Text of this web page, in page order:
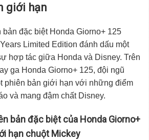
giới hạn
bản đặc biệt Honda Giorno+ 125
Limited Edition đánh dấu một
hợp tác giữa Honda và Disney. Trên
ga Honda Giorno+ 125, đội ngũ
phiên bản giới hạn với những điểm
và mang đậm chất Disney.
bản đặc biệt của Honda Giorno+
hạn chuột Mickey